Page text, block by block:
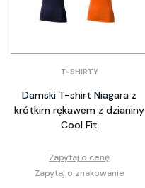
T-SHIRTY
Damski T-shirt Niagara z
krótkim rękawem z dzianiny
Cool Fit
Zapytaj o cenę
Zapytaj o znakowanie